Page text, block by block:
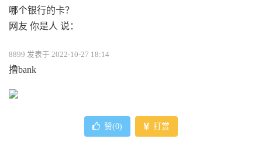
哪个银行的卡？
网友 你是人 说：
8899 发表于 2022-10-27 18:14
撸bank
赞(0) 打赏